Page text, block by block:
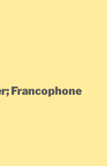
Francophone